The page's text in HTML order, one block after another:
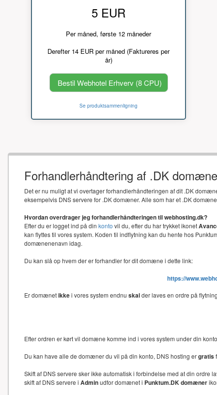
5 EUR
Per måned, første 12 måneder
Derefter 14 EUR per måned (Faktureres per
år)
Bestil Webhotel Erhverv (8 CPU)
Se produktsammenligning
Forhandlerhåndtering af .DK
Det er nu muligt at vi overtager forhandlerhåndteringen af dit .DK
eksempelvis DNS servere for .DK domæner. Alle som har et .DK
Hvordan overdrager jeg forhandlerhåndteringen til webhosting.dk?
Efter du er logget ind på din konto vil du, efter du har trykket ikonet
kan flyttes til vores system. Koden til indflytning kan du hente hos
domænenenavn idag.
Du kan slå op hvem der er forhandler for dit domæne i dette link:
https://
Er domænetikkei vores system endnu skalder laves en ordre på
Efter ordren er kørt vil domæne komme ind i vores system under din
Du kan have alle de domæner du vil på din konto, DNS hosting ergratis
Skift af DNS servere sker ikke automatisk i forbindelse med at din
skift af DNS servere i Adminudfor domænet i Punktum.DK domæner